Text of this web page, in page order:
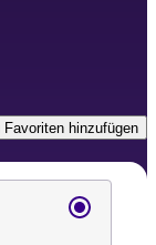
Favoriten hinzufügen